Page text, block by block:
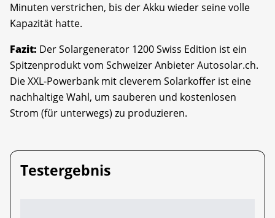
Minuten verstrichen, bis der Akku wieder seine volle
Kapazität hatte.
Fazit: Der Solargenerator 1200 Swiss Edition ist ein
Spitzenprodukt vom Schweizer Anbieter Autosolar.ch.
Die XXL-Powerbank mit cleverem Solarkoffer ist eine
nachhaltige Wahl, um sauberen und kostenlosen
Strom (für unterwegs) zu produzieren.
Testergebnis